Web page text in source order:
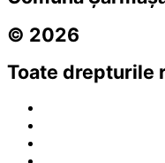
© 2026
Toate drepturile